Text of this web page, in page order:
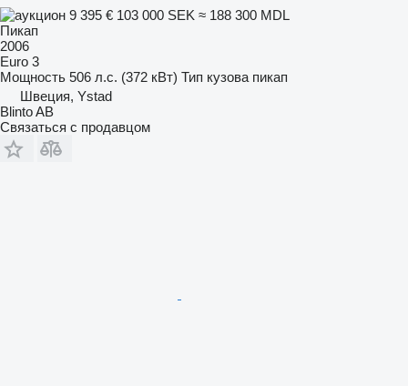
9 395 € 103 000 SEK ≈ 188 300 MDL
Пикап
2006
Euro 3
Мощность 506 л.с. (372 кВт) Тип кузова пикап
Швеция, Ystad
Blinto AB
Связаться с продавцом